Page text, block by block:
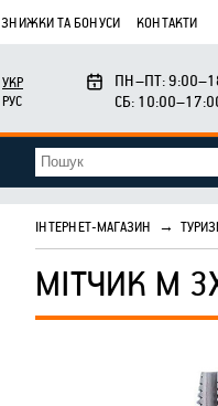
ЗНИЖКИ ТА БОНУСИ КОНТАКТИ
УКР
РУС
ПН–ПТ:
СБ:
ІНТЕРНЕТ-МАГАЗИН →
МІТЧИК М